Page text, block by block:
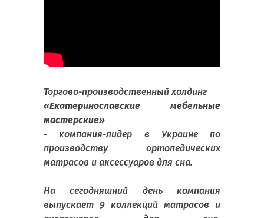
Торгово-производственный холдинг
«Екатеринославские мебельные
мастерские»
- компания-лидер в Украине по
производству ортопедических
матрасов и аксессуаров для сна.
На сегодняшний день компания
выпускает 9 коллекций матрасов и